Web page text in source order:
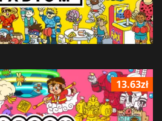
13.63zł